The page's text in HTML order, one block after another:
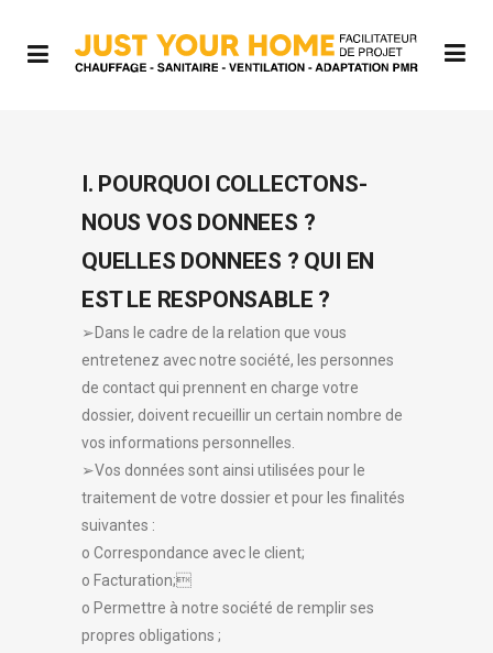
I. POURQUOI COLLECTONS-
NOUS VOS DONNEES ?
QUELLES DONNEES ? QUI EN
EST LE RESPONSABLE ?
➢Dans le cadre de la relation que vous
entretenez avec notre société, les personnes
de contact qui prennent en charge votre
dossier, doivent recueillir un certain nombre de
vos informations personnelles.
➢Vos données sont ainsi utilisées pour le
traitement de votre dossier et pour les finalités
suivantes :
o Correspondance avec le client;
o Facturation;
o Permettre à notre société de remplir ses
propres obligations ;